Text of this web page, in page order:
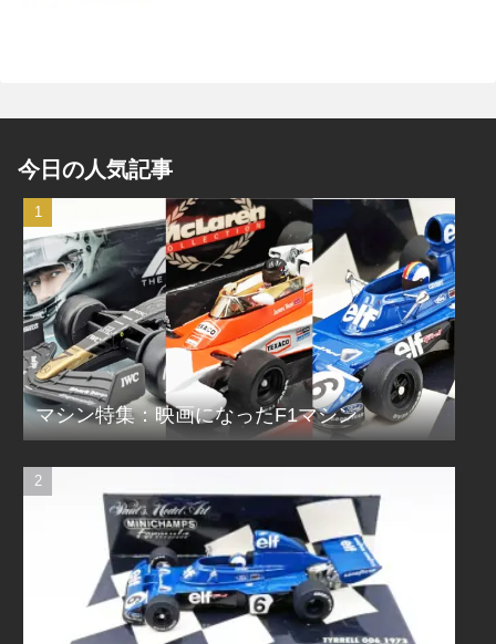
今日の人気記事
マシン特集：映画になったF1マシン